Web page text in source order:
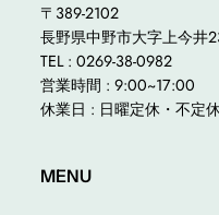
〒389-2102
長野県中野市大字上今井
TEL : 0269-38-0982
営業時間 : 9:00~17:00
休業日 : 日曜定休・不定
MENU